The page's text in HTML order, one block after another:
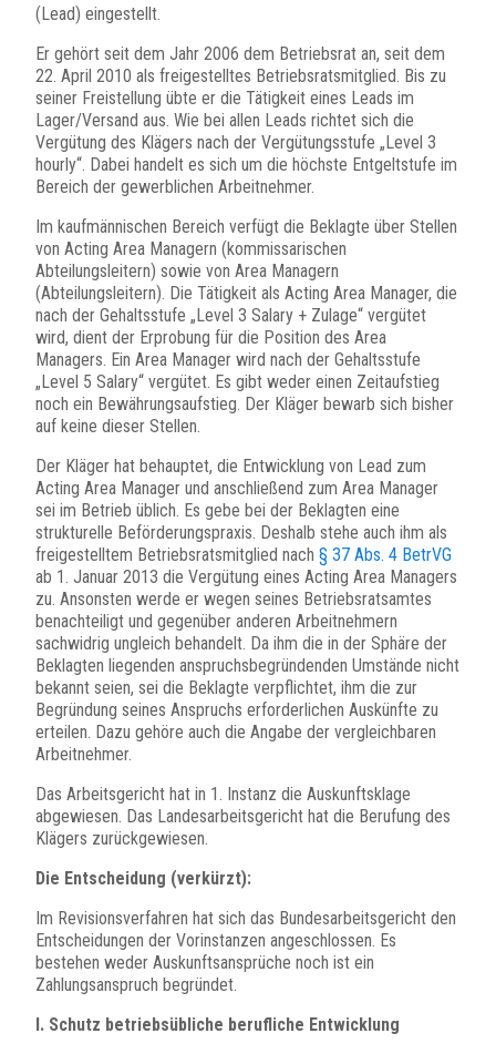
(Lead) eingestellt.
Er gehört seit dem Jahr 2006 dem Betriebsrat an, seit dem
22. April 2010 als freigestelltes Betriebsratsmitglied. Bis zu
seiner Freistellung übte er die Tätigkeit eines Leads im
Lager/Versand aus. Wie bei allen Leads richtet sich die
Vergütung des Klägers nach der Vergütungsstufe „Level 3
hourly“. Dabei handelt es sich um die höchste Entgeltstufe im
Bereich der gewerblichen Arbeitnehmer.
Im kaufmännischen Bereich verfügt die Beklagte über Stellen
von Acting Area Managern (kommissarischen
Abteilungsleitern) sowie von Area Managern
(Abteilungsleitern). Die Tätigkeit als Acting Area Manager, die
nach der Gehaltsstufe „Level 3 Salary + Zulage“ vergütet
wird, dient der Erprobung für die Position des Area
Managers. Ein Area Manager wird nach der Gehaltsstufe
„Level 5 Salary“ vergütet. Es gibt weder einen Zeitaufstieg
noch ein Bewährungsaufstieg. Der Kläger bewarb sich bisher
auf keine dieser Stellen.
Der Kläger hat behauptet, die Entwicklung von Lead zum
Acting Area Manager und anschließend zum Area Manager
sei im Betrieb üblich. Es gebe bei der Beklagten eine
strukturelle Beförderungspraxis. Deshalb stehe auch ihm als
freigestelltem Betriebsratsmitglied nach § 37 Abs. 4 BetrVG
ab 1. Januar 2013 die Vergütung eines Acting Area Managers
zu. Ansonsten werde er wegen seines Betriebsratsamtes
benachteiligt und gegenüber anderen Arbeitnehmern
sachwidrig ungleich behandelt. Da ihm die in der Sphäre der
Beklagten liegenden anspruchsbegründenden Umstände nicht
bekannt seien, sei die Beklagte verpflichtet, ihm die zur
Begründung seines Anspruchs erforderlichen Auskünfte zu
erteilen. Dazu gehöre auch die Angabe der vergleichbaren
Arbeitnehmer.
Das Arbeitsgericht hat in 1. Instanz die Auskunftsklage
abgewiesen. Das Landesarbeitsgericht hat die Berufung des
Klägers zurückgewiesen.
Die Entscheidung (verkürzt):
Im Revisionsverfahren hat sich das Bundesarbeitsgericht den
Entscheidungen der Vorinstanzen angeschlossen. Es
bestehen weder Auskunftsansprüche noch ist ein
Zahlungsanspruch begründet.
I. Schutz betriebsübliche berufliche Entwicklung